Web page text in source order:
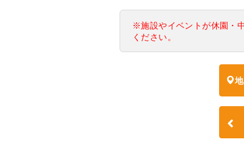
※施設やイベントが休園・
ください。